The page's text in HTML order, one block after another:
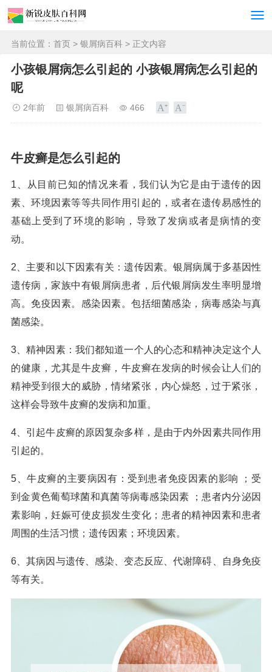
当前位置： 首页 > 银屑病百科 > 正文内容
小孩银屑病怎么引起的 小孩银屑病怎么引起的
呢
2年前 银屑病百科 466
牛皮癣是怎么引起的
1、从目前已知的情况来看，我们认为它是由于遗传的因
素、环境因素等等共同作用引起的，或者在遗传易感性的
基础上受到了环境的影响，导致了发病或者是病情的变
动。
2、主要和以下因素有关：遗传因素。银屑病属于多基因性
遗传病，家族中有银屑病患者，后代银屑病发生率明显增
高。免疫因素。感染因素。包括细菌感染，病毒感染与真
菌感染。
3、精神因素：我们都知道一个人的心态和精神决定这个人
的健康，尤其是牛皮癣，牛皮癣在发病的时候会让人们的
精神受到很大的威胁，情绪紧张，内心燥怒，过于紧张，
这样会导致牛皮癣的发病和加重。
4、引起牛皮癣的原因复杂多样，是由于内外因素共同作用
引起的。
5、牛皮癣的主要病因有：受到患者免疫因素的影响 ；受
到金黄色葡萄球菌和真菌等病毒感染因素 ；患者内分泌因
素影响，妊娠可使皮损发生变化；患者的精神因素和患者
周围的生活习惯；遗传因素；环境因素。
6、其病因与遗传、感染、变态反应、代谢障碍、自身免疫
等有关。